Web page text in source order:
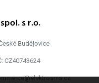
spol. s r.o.
Budějovice
CZ40743624